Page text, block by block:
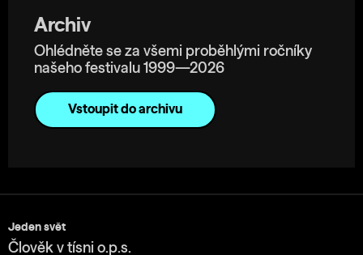
Archiv
Ohlédněte se za všemi proběhlými ročníky
našeho festivalu 1999—2026
Vstoupit do archivu
Jeden svět
Člověk v tísni o.p.s.